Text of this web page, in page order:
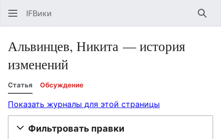
IFВики
Альвинцев, Никита — история
изменений
Статья Обсуждение
Показать журналы для этой страницы
Фильтровать правки